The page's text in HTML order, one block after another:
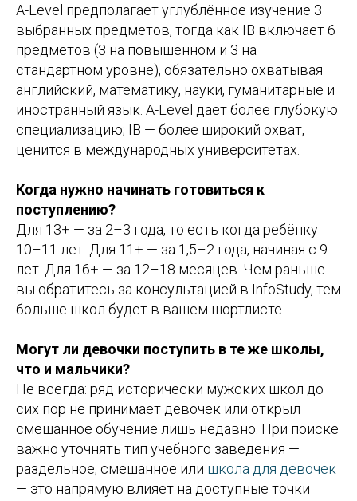
A-Level предполагает углублённое изучение 3
выбранных предметов, тогда как IB включает 6
предметов (3 на повышенном и 3 на
стандартном уровне), обязательно охватывая
английский, математику, науки, гуманитарные и
иностранный язык. A-Level даёт более глубокую
специализацию; IB — более широкий охват,
ценится в международных университетах.
Когда нужно начинать готовиться к
поступлению?
Для 13+ — за 2–3 года, то есть когда ребёнку
10–11 лет. Для 11+ — за 1,5–2 года, начиная с 9
лет. Для 16+ — за 12–18 месяцев. Чем раньше
вы обратитесь за консультацией в InfoStudy, тем
больше школ будет в вашем шортлисте.
Могут ли девочки поступить в те же школы,
что и мальчики?
Не всегда: ряд исторически мужских школ до
сих пор не принимает девочек или открыл
смешанное обучение лишь недавно. При поиске
важно уточнять тип учебного заведения —
раздельное, смешанное или школа для девочек
— это напрямую влияет на доступные точки